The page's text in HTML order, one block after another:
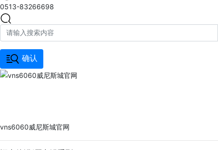
0513-83266698
确认
vns6060威尼斯城官网